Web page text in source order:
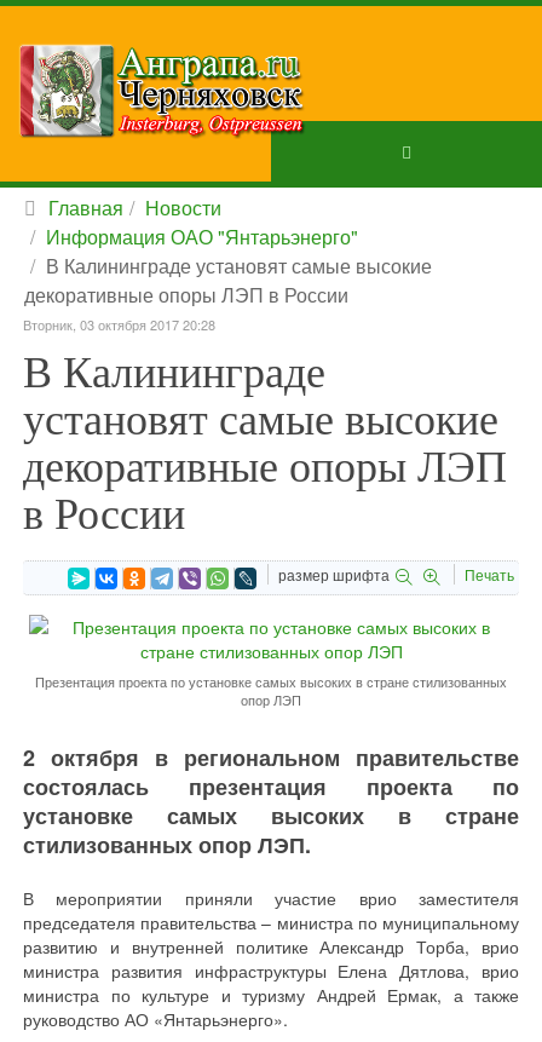
Главная
Новости
Информация ОАО "Янтарьэнерго"
В Калининграде установят самые высокие
декоративные опоры ЛЭП в России
Вторник, 03 октября 2017 20:28
В Калининграде
установят самые высокие
декоративные опоры ЛЭП
в России
размер шрифта Печать
Презентация проекта по установке самых высоких в стране стилизованных
опор ЛЭП
2 октября в региональном правительстве
состоялась презентация проекта по
установке самых высоких в стране
стилизованных опор ЛЭП.
В мероприятии приняли участие врио заместителя
председателя правительства – министра по муниципальному
развитию и внутренней политике Александр Торба, врио
министра развития инфраструктуры Елена Дятлова, врио
министра по культуре и туризму Андрей Ермак, а также
руководство АО «Янтарьэнерго».